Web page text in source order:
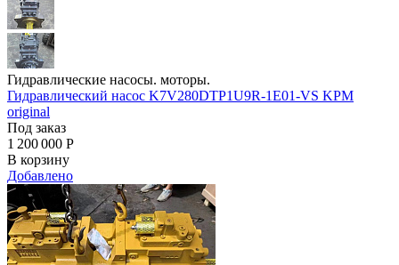
Гидравлические насосы. моторы.
Гидравлический насос K7V280DTP1U9R-1E01-VS KPM
original
Под заказ
1 200 000 Р
В корзину
Добавлено